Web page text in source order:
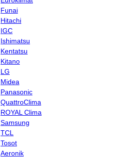
Funai
Hitachi
IGC
Ishimatsu
Kentatsu
Kitano
LG
Midea
Panasonic
QuattroClima
ROYAL Clima
Samsung
TCL
Tosot
Aeronik